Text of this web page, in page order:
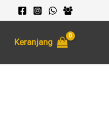
Keranjang